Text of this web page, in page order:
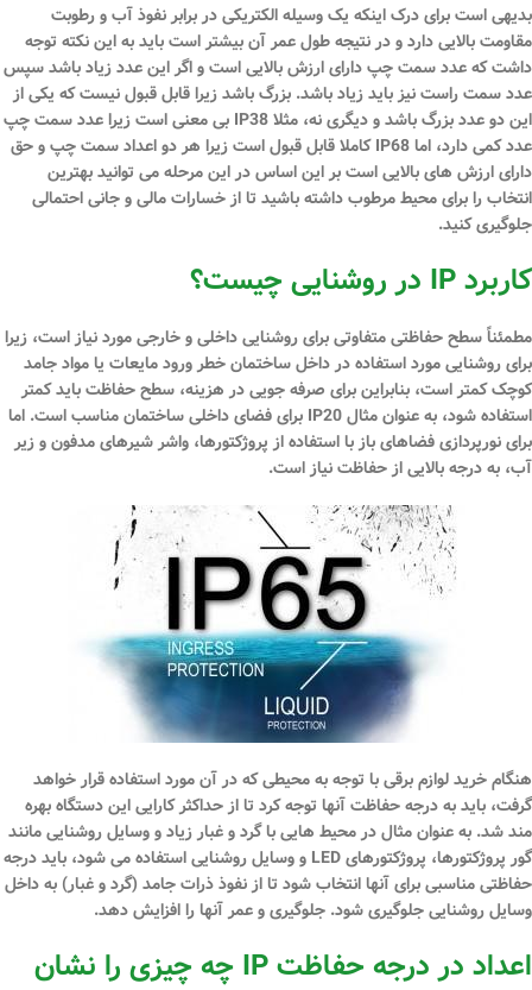
بدیهی است برای درک اینکه یک وسیله الکتریکی در برابر نفوذ آب و رطوبت
مقاومت بالایی دارد و در نتیجه طول عمر آن بیشتر است باید به این نکته توجه
داشت که عدد سمت چپ دارای ارزش بالایی است و اگر این عدد زیاد باشد سپس
عدد سمت راست نیز باید زیاد باشد. بزرگ باشد زیرا قابل قبول نیست که یکی از
این دو عدد بزرگ باشد و دیگری نه، مثلا IP38 بی معنی است زیرا عدد سمت چپ
عدد کمی دارد، اما IP68 کاملا قابل قبول است زیرا هر دو اعداد سمت چپ و حق
دارای ارزش های بالایی است بر این اساس در این مرحله می توانید بهترین
انتخاب را برای محیط مرطوب داشته باشید تا از خسارات مالی و جانی احتمالی
جلوگیری کنید.
کاربرد IP در روشنایی چیست؟
مطمئناً سطح حفاظتی متفاوتی برای روشنایی داخلی و خارجی مورد نیاز است، زیرا
برای روشنایی مورد استفاده در داخل ساختمان خطر ورود مایعات یا مواد جامد
کوچک کمتر است، بنابراین برای صرفه جویی در هزینه، سطح حفاظت باید کمتر
استفاده شود، به عنوان مثال IP20 برای فضای داخلی ساختمان مناسب است. اما
برای نورپردازی فضاهای باز با استفاده از پروژکتورها، واشر شیرهای مدفون و زیر
آب، به درجه بالایی از حفاظت نیاز است.
هنگام خرید لوازم برقی با توجه به محیطی که در آن مورد استفاده قرار خواهد
گرفت، باید به درجه حفاظت آنها توجه کرد تا از حداکثر کارایی این دستگاه بهره
مند شد. به عنوان مثال در محیط هایی با گرد و غبار زیاد و وسایل روشنایی مانند
گور پروژکتورها، پروژکتورهای LED و وسایل روشنایی استفاده می شود، باید درجه
حفاظتی مناسبی برای آنها انتخاب شود تا از نفوذ ذرات جامد (گرد و غبار) به داخل
وسایل روشنایی جلوگیری شود. جلوگیری و عمر آنها را افزایش دهد.
اعداد در درجه حفاظت IP چه چیزی را نشان